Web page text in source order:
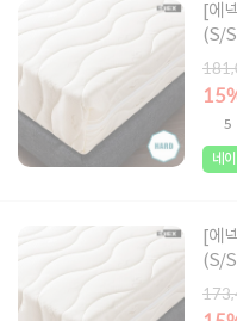
[에
(S/
5
네
[에
(S/